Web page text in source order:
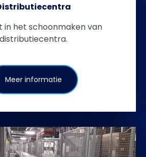
in het schoonmaken van
distributiecentra.
Meer informatie